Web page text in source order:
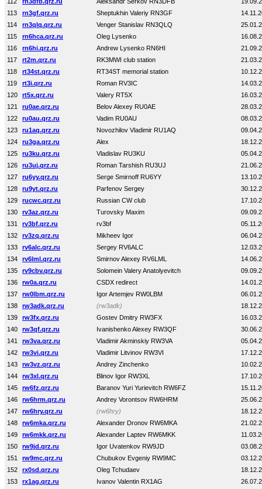
113
rn3gf.qrz.ru Sheptukhin Valeriy RN3GF
114
rn3qlq.qrz.ru Venger Stanislav RN3QLQ
115
rn6hca.qrz.ru Oleg Lysenko
116
rn6hi.qrz.ru Andrew Lysenko RN6HI
117
rt2m.qrz.ru RK3MWI club station
118
rt34st.qrz.ru RT34ST memorial station
119
rt3i.qrz.ru Roman RV3IC
120
rt5x.qrz.ru Valery RT5X
121
ru0ae.qrz.ru Belov Alexey RU0AE
122
ru0au.qrz.ru Vadim RU0AU
123
ru1aq.qrz.ru Novozhilov Vladimir RU1AQ
124
ru3ga.qrz.ru Alex
125
ru3ku.qrz.ru Vladislav RU3KU
126
ru3uj.qrz.ru Roman Tarshish RU3UJ
127
ru6yy.qrz.ru Serge Smirnoff RU6YY
128
ru9yt.qrz.ru Parfenov Sergey
129
rucwc.qrz.ru Russian CW club
130
rv3az.qrz.ru Turovsky Maxim
131
rv3bf.qrz.ru rv3bf
132
rv3zq.qrz.ru Mikheev Igor
133
rv6alc.qrz.ru Sergey RV6ALC
134
rv6lml.qrz.ru Smirnov Alexey RV6LML
135
rv9cbv.qrz.ru Solomein Valery Anatolyevitch
136
rw0a.qrz.ru CSDX redirect
137
rw0lbm.qrz.ru Igor Artemjev RW0LBM
138
rw3adk.qrz.ru (rw3adk)
139
rw3fx.qrz.ru Gostev Dmitry RW3FX
140
rw3qf.qrz.ru Ivanishenko Alexey RW3QF
141
rw3va.qrz.ru Vladimir Akminskiy RW3VA
142
rw3vi.qrz.ru Vladimir Litvinov RW3VI
143
rw3vz.qrz.ru Andrey Zinchenko
144
rw3xl.qrz.ru Blinov Igor RW3XL
145
rw6fz.qrz.ru Baranov Yuri Yurievitch RW6FZ
146
rw6hrm.qrz.ru Andrey Vorontsov RW6HRM
147
rw6hry.qrz.ru (rw6hry)
148
rw6mka.qrz.ru Alexander Dronov RW6MKA
149
rw6mkk.qrz.ru Alexander Laptev RW6MKK
150
rw9jd.qrz.ru Igor Uvatenkov RW9JD
151
rw9mc.qrz.ru Chubukov Evgeniy RW9MC
152
rx0sd.qrz.ru Oleg Tchudaev
153
rx1ag.qrz.ru Ivanov Valentin RX1AG